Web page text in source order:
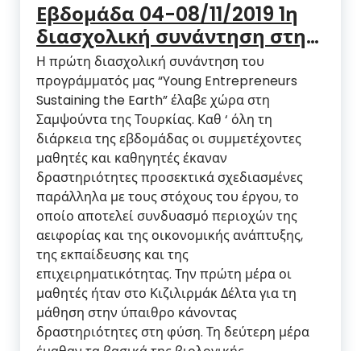
Εβδομάδα 04-08/11/2019 1η
διασχολική συνάντηση στη
Σαμψούντα
Η πρώτη διασχολική συνάντηση του
προγράμματός μας “Young Entrepreneurs
Sustaining the Earth” έλαβε χώρα στη
Σαμψούντα της Τουρκίας. Καθ ‘ όλη τη
διάρκεια της εβδομάδας οι συμμετέχοντες
μαθητές και καθηγητές έκαναν
δραστηριότητες προσεκτικά σχεδιασμένες
παράλληλα με τους στόχους του έργου, το
οποίο αποτελεί συνδυασμό περιοχών της
αειφορίας και της οικονομικής ανάπτυξης,
της εκπαίδευσης και της
επιχειρηματικότητας. Την πρώτη μέρα οι
μαθητές ήταν στο Κιζιλιρμάκ Δέλτα για τη
μάθηση στην ύπαιθρο κάνοντας
δραστηριότητες στη φύση. Τη δεύτερη μέρα